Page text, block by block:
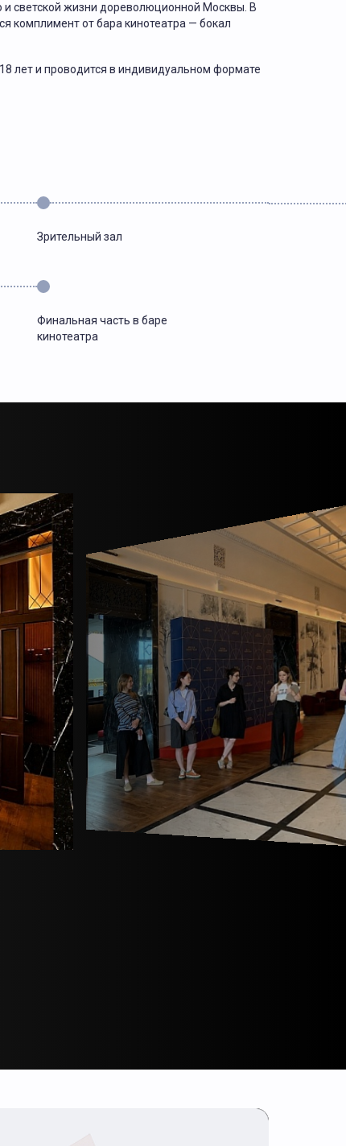
и светской жизни дореволюционной Москвы. В
комплимент от бара кинотеатра — бокал
лет и проводится в индивидуальном формате
Зрительный зал
Финальная часть в баре
кинотеатра